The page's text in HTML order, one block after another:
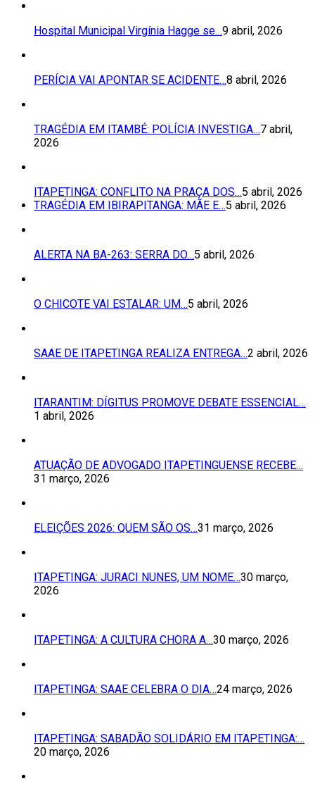
Hospital Municipal Virgínia Hagge se…9 abril, 2026
PERÍCIA VAI APONTAR SE ACIDENTE…8 abril, 2026
TRAGÉDIA EM ITAMBÉ: POLÍCIA INVESTIGA…7 abril,
2026
ITAPETINGA: CONFLITO NA PRAÇA DOS…5 abril, 2026
TRAGÉDIA EM IBIRAPITANGA: MÃE E…5 abril, 2026
ALERTA NA BA-263: SERRA DO…5 abril, 2026
O CHICOTE VAI ESTALAR: UM…5 abril, 2026
SAAE DE ITAPETINGA REALIZA ENTREGA…2 abril, 2026
ITARANTIM: DÍGITUS PROMOVE DEBATE ESSENCIAL…
1 abril, 2026
ATUAÇÃO DE ADVOGADO ITAPETINGUENSE RECEBE…
31 março, 2026
ELEIÇÕES 2026: QUEM SÃO OS…31 março, 2026
ITAPETINGA: JURACI NUNES, UM NOME…30 março,
2026
ITAPETINGA: A CULTURA CHORA A…30 março, 2026
ITAPETINGA: SAAE CELEBRA O DIA…24 março, 2026
ITAPETINGA: SABADÃO SOLIDÁRIO EM ITAPETINGA:…
20 março, 2026